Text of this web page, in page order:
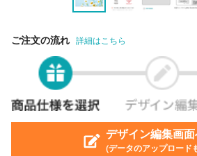
ご注文の流れ 詳細はこちら
デザイン編集画
(データのアップロード